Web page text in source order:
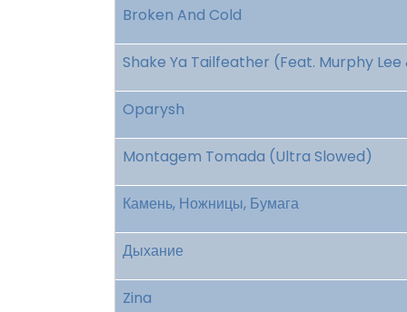
Broken And Cold
Shake Ya Tailfeather (Feat. Murphy Lee
Oparysh
Montagem Tomada (Ultra Slowed)
Камень, Ножницы, Бумага
Дыхание
Zina